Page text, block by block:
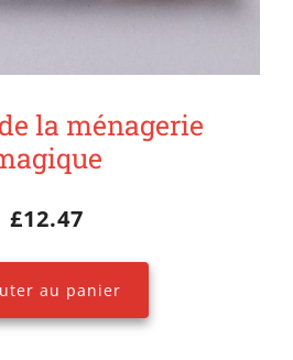
la ménagerie
£12.47
au panier